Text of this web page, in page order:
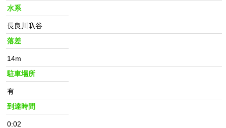
水系
長良川叺谷
落差
14m
駐車場所
有
到達時間
0:02